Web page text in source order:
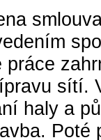
sítí.
haly a